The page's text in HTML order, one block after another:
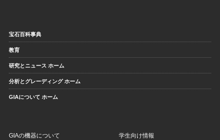
宝石百科事典
教育
研究とニュース ホーム
分析とグレーディング ホーム
GIAについて ホーム
GIAの機器について 学生向け情報